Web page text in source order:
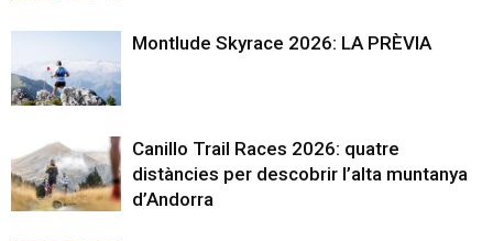
Montlude Skyrace 2026: LA PRÈVIA
Canillo Trail Races 2026: quatre
distàncies per descobrir l’alta muntanya
d’Andorra